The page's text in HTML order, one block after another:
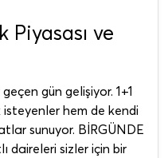
ve
gün gelişiyor. 1+1
isteyenler hem de kendi
sunuyor. BİRGÜNDE
daireleri sizler için bir